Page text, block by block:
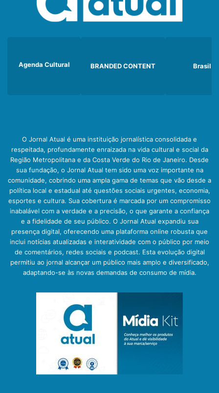
Agenda Cultural BRANDED CONTENT Brasil
O Jornal Atual é uma instituição jornalística consolidada e
respeitada, profundamente enraizada na vida cultural e social da
Região Metropolitana e da Costa Verde do Rio de Janeiro. Desde
sua fundação, o Jornal Atual tem sido uma voz importante na
comunidade, cobrindo uma ampla gama de temas que vão desde a
política local e estadual até questões sociais urgentes, economia,
esportes e cultura. Sua cobertura é marcada por um compromisso
inabalável com a verdade e a precisão, o que garante a confiança
e a fidelidade de seu público. O Jornal Atual expandiu sua
presença digital, oferecendo uma plataforma online robusta que
inclui notícias atualizadas e interatividade com o público por meio
de comentários, redes sociais e podcast. Esta evolução digital
permitiu ao jornal alcançar um público mais amplo e diversificado,
adaptando-se às novas demandas de consumo de mídia.